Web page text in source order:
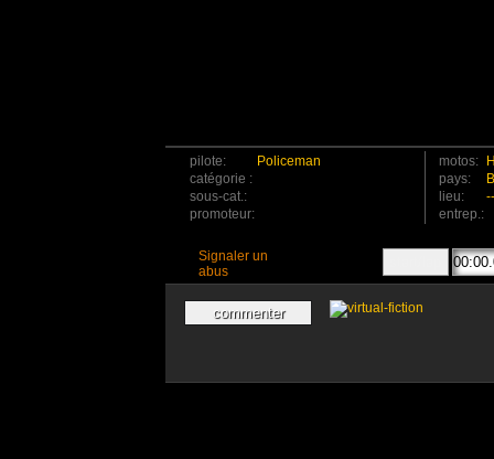
pilote:
Policeman
catégorie :
sous-cat.:
promoteur:
motos:
pays:
lieu:
--
entrep.:
Signaler un
abus
commenter